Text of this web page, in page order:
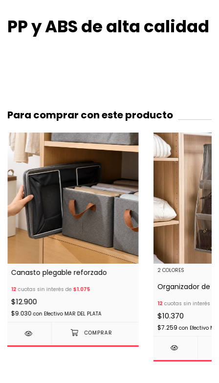
PP y ABS de alta calidad
Para comprar con este producto
Canasto plegable reforzado
12 cuotas sin interés de $1.075
$12.900
$9.030con Efectivo MAR DEL PLATA
2 COLORES
Organizador de
12 cuotas sin interés de
$10.370
$7.259 con Efectivo